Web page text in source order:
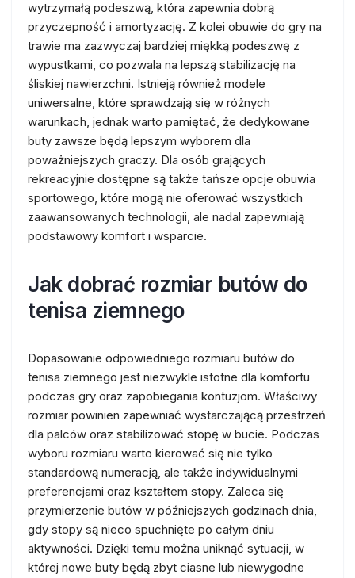
wytrzymałą podeszwą, która zapewnia dobrą
przyczepność i amortyzację. Z kolei obuwie do gry na
trawie ma zazwyczaj bardziej miękką podeszwę z
wypustkami, co pozwala na lepszą stabilizację na
śliskiej nawierzchni. Istnieją również modele
uniwersalne, które sprawdzają się w różnych
warunkach, jednak warto pamiętać, że dedykowane
buty zawsze będą lepszym wyborem dla
poważniejszych graczy. Dla osób grających
rekreacyjnie dostępne są także tańsze opcje obuwia
sportowego, które mogą nie oferować wszystkich
zaawansowanych technologii, ale nadal zapewniają
podstawowy komfort i wsparcie.
Jak dobrać rozmiar butów do
tenisa ziemnego
Dopasowanie odpowiedniego rozmiaru butów do
tenisa ziemnego jest niezwykle istotne dla komfortu
podczas gry oraz zapobiegania kontuzjom. Właściwy
rozmiar powinien zapewniać wystarczającą przestrzeń
dla palców oraz stabilizować stopę w bucie. Podczas
wyboru rozmiaru warto kierować się nie tylko
standardową numeracją, ale także indywidualnymi
preferencjami oraz kształtem stopy. Zaleca się
przymierzenie butów w późniejszych godzinach dnia,
gdy stopy są nieco spuchnięte po całym dniu
aktywności. Dzięki temu można uniknąć sytuacji, w
której nowe buty będą zbyt ciasne lub niewygodne